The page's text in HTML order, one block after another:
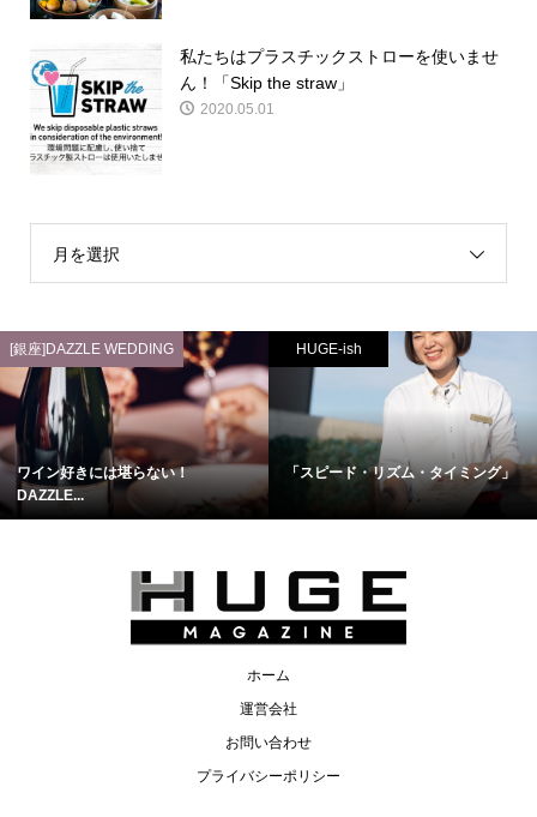
私たちはプラスチックストローを使いませ
ん！「Skip the straw」
2020.05.01
月を選択
[銀座]DAZZLE WEDDING
ワイン好きには堪らない！
DAZZLE...
HUGE-ish
「スピード・リズム・タイミング」
ホーム
運営会社
お問い合わせ
プライバシーポリシー